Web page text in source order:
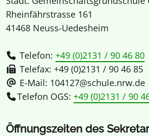
Rheinfährstrasse 161
41468 Neuss-Uedesheim
Telefon: +49 (0)2131 / 90 46 80
Telefax: +49 (0)2131 / 90 46 85
E-Mail: 104127@schule.nrw.de
Telefon OGS: +49 (0)2131 / 90
Öffnungszeiten des